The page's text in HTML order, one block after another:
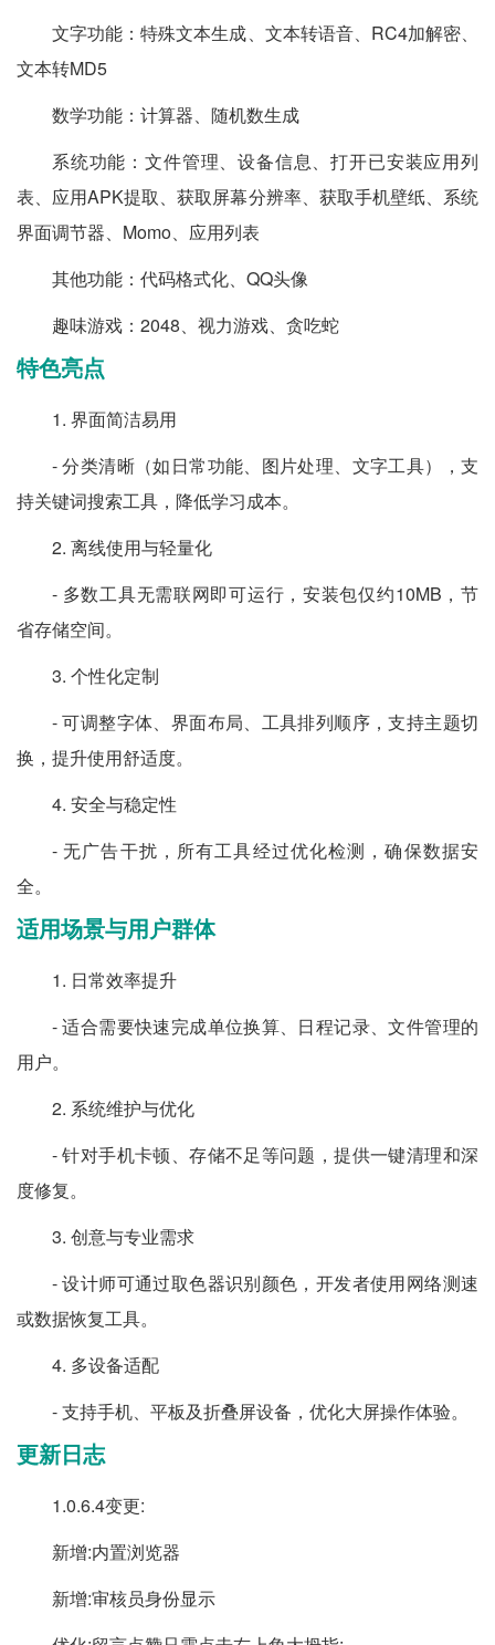
文字功能：特殊文本生成、文本转语音、RC4加解密、
文本转MD5
数学功能：计算器、随机数生成
系统功能：文件管理、设备信息、打开已安装应用列
表、应用APK提取、获取屏幕分辨率、获取手机壁纸、系统
界面调节器、Momo、应用列表
其他功能：代码格式化、QQ头像
趣味游戏：2048、视力游戏、贪吃蛇
特色亮点
1. 界面简洁易用
- 分类清晰（如日常功能、图片处理、文字工具），支
持关键词搜索工具，降低学习成本。
2. 离线使用与轻量化
- 多数工具无需联网即可运行，安装包仅约10MB，节
省存储空间。
3. 个性化定制
- 可调整字体、界面布局、工具排列顺序，支持主题切
换，提升使用舒适度。
4. 安全与稳定性
- 无广告干扰，所有工具经过优化检测，确保数据安
全。
适用场景与用户群体
1. 日常效率提升
- 适合需要快速完成单位换算、日程记录、文件管理的
用户。
2. 系统维护与优化
- 针对手机卡顿、存储不足等问题，提供一键清理和深
度修复。
3. 创意与专业需求
- 设计师可通过取色器识别颜色，开发者使用网络测速
或数据恢复工具。
4. 多设备适配
- 支持手机、平板及折叠屏设备，优化大屏操作体验。
更新日志
1.0.6.4变更:
新增:内置浏览器
新增:审核员身份显示